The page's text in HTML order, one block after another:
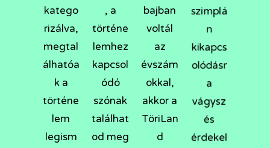
katego
rizálva,
megtal
álhatóa
k a
történe
lem
legism
, a
történe
lemhez
kapcsol
ódó
szónak
találhat
od meg
bajban
voltál
az
évszám
okkal,
akkor a
TöriLan
d
szimplá
n
kikapcs
olódásr
a
vágysz
és
érdekel